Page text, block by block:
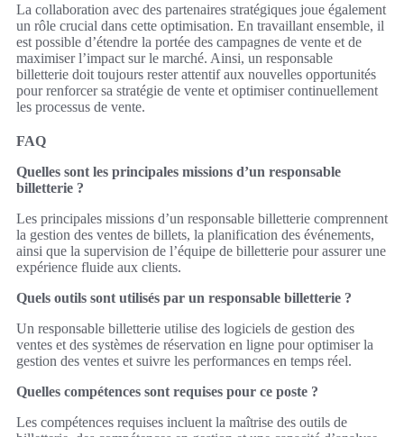
La collaboration avec des partenaires stratégiques joue également
un rôle crucial dans cette optimisation. En travaillant ensemble, il
est possible d’étendre la portée des campagnes de vente et de
maximiser l’impact sur le marché. Ainsi, un responsable
billetterie doit toujours rester attentif aux nouvelles opportunités
pour renforcer sa stratégie de vente et optimiser continuellement
les processus de vente.
FAQ
Quelles sont les principales missions d’un responsable
billetterie ?
Les principales missions d’un responsable billetterie comprennent
la gestion des ventes de billets, la planification des événements,
ainsi que la supervision de l’équipe de billetterie pour assurer une
expérience fluide aux clients.
Quels outils sont utilisés par un responsable billetterie ?
Un responsable billetterie utilise des logiciels de gestion des
ventes et des systèmes de réservation en ligne pour optimiser la
gestion des ventes et suivre les performances en temps réel.
Quelles compétences sont requises pour ce poste ?
Les compétences requises incluent la maîtrise des outils de